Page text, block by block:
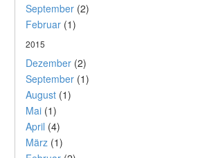
September (2)
Februar (1)
2015
Dezember (2)
September (1)
August (1)
Mai (1)
April (4)
März (1)